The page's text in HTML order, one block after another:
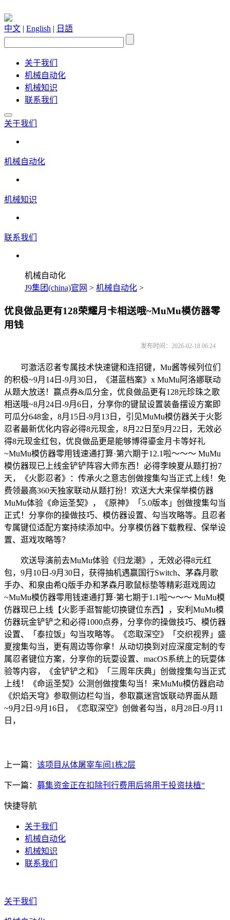
中文 | English | 日語
关于我们
机械自动化
机械知识
联系我们
关于我们
机械自动化
机械知识
联系我们
机械自动化
J9集团(china)官网 > 机械自动化 >
优良做品更有128荣耀月卡相送哦~MuMu模仿器零
用钱
发布时间：2026-02-18 06:24
可激活忍者专属技术快速键和连招键，Mu酱等候列位们
的积极~9月14日-9月30日，《湛蓝档案》x MuMu阿洛娜联动
从题大放送！赢点券&瓜分金，优良做品更有128元珍珠之歌
相送哦~8月24日-9月6日，分享你的键鼠设置装备摆设方案即
可瓜分648金，8月15日-9月13日，引见MuMu模仿器关于火影
忍者最新优化内容必得8元现金，8月22日至9月22日，无效必
得8元现金红包，优良做品更是能够博得鎏金月卡等好礼
~MuMu模仿器零用钱速通打算·第六期于12.1啦～～～ MuMu
模仿器现已上线金铲铲阵容大师东西！必得李映夏从题打扮7
天，《火影忍者》：传承火之意志创做搜集勾当正式上线！免
费领最高360天独家联动从题打扮！欢送大大来保举模仿器
MuMu体验《命运圣契》，《原神》「5.0版本」创做搜集勾当
正式！分享你的操做技巧、模仿器设置、勾当攻略等。且忍者
专属键位适配方案持续添加中。分享模仿器下载教程、保举设
置、逛戏攻略等？
欢送导演前去MuMu体验《归龙潮》，无效必得8元红
包，9月10日-9月30日，获得抽机遇赢国行Switch、茅森月歌
手办、和泉由希Q版手办和茅森月歌鼠标垫等精彩逛戏周边
~MuMu模仿器零用钱速通打算·第七期于1.1啦～～～ MuMu模
仿器现已上线【火影手逛智能切换键位东西】，安利MuMu模
仿器玩金铲铲之和必得1000点券，分享你的操做技巧、模仿器
设置、「泰拉饭」勾当攻略等。《恋取深空》「交织视界」盛
夏搜集勾当，更有周边等你拿！从动切换到对应深度定制的专
属忍者键位方案，分享你的玩耍设置、macOS系统上的玩耍体
验等内容，《金铲铲之和》「三周年庆典」创做搜集勾当正式
上线！《命运圣契》公测创做搜集勾当！来MuMu模仿器启动
《炽焰天穹》参取侧边栏勾当，参取赢迷宫饭联动界面从题
~9月2日-9月16日，《恋取深空》创做者勾当，8月28日-9月11
日，
上一篇： 该项目从体屠宰车间1栋2层
下一篇： 募集资金正在扣除刊行费用后将用于投资扶植“
快捷导航
关于我们
机械自动化
机械知识
联系我们
关于我们